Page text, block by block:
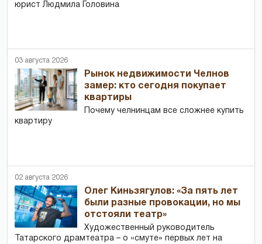
юрист Людмила Головина
03 августа 2026
Рынок недвижимости Челнов
замер: кто сегодня покупает
квартиры
Почему челнинцам все сложнее купить
квартиру
02 августа 2026
Олег Киньзягулов: «За пять лет
были разные провокации, но мы
отстояли театр»
Художественный руководитель
Татарского драмтеатра – о «смуте» первых лет на